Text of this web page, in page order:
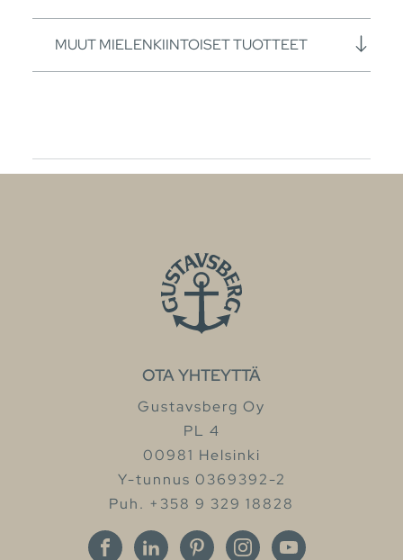
MUUT MIELENKIINTOISET TUOTTEET
OTA YHTEYTTÄ
Gustavsberg Oy
PL 4
00981 Helsinki
Y-tunnus 0369392-2
Puh. +358 9 329 18828